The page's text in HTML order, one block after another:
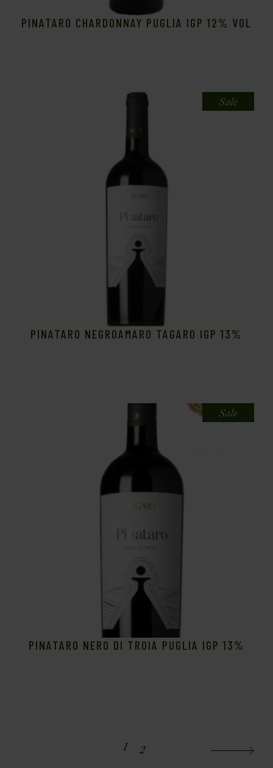
PINATARO CHARDONNAY PUGLIA IGP 12% VOL
Sale
PINATARO NEGROAMARO TAGARO IGP 13%
Sale
PINATARO NERO DI TROIA PUGLIA IGP 13%
1 2